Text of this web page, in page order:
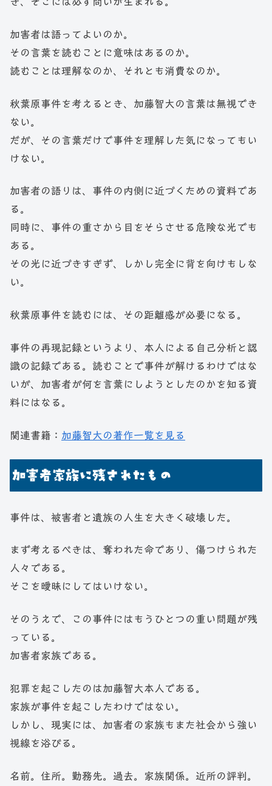
加害者は語ってよいのか。
その言葉を読むことに意味はあるのか。
読むことは理解なのか、それとも消費なのか。
秋葉原事件を考えるとき、加藤智大の言葉は無視でき
ない。
だが、その言葉だけで事件を理解した気になってもい
けない。
加害者の語りは、事件の内側に近づくための資料であ
る。
同時に、事件の重さから目をそらさせる危険な光でも
ある。
その光に近づきすぎず、しかし完全に背を向けもしな
い。
秋葉原事件を読むには、その距離感が必要になる。
事件の再現記録というより、本人による自己分析と認
識の記録である。読むことで事件が解けるわけではな
いが、加害者が何を言葉にしようとしたのかを知る資
料にはなる。
関連書籍： 加藤智大の著作一覧を見る
加害者家族に残されたもの
事件は、被害者と遺族の人生を大きく破壊した。
まず考えるべきは、奪われた命であり、傷つけられた
人々である。
そこを曖昧にしてはいけない。
そのうえで、この事件にはもうひとつの重い問題が残
っている。
加害者家族である。
犯罪を起こしたのは加藤智大本人である。
家族が事件を起こしたわけではない。
しかし、現実には、加害者の家族もまた社会から強い
視線を浴びる。
名前。住所。勤務先。過去。家族関係。近所の評判。